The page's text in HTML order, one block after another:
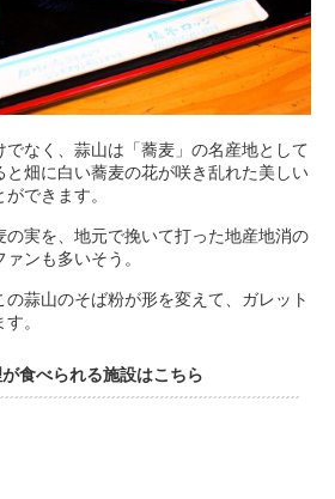
でなく、蒜山は「蕎麦」の名産地として
と畑に白い蕎麦の花が咲き乱れた美しい
できます。
実を、地元で挽いて打った地産地消の
ンも多いそう。
の蒜山のそば粉が形を変えて、ガレット
。
食べられる施設はこちら